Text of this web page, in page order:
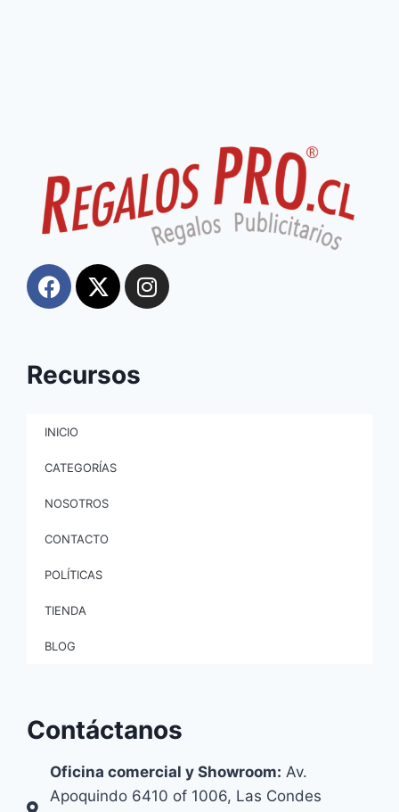
Contáctanos
Oficina comercial y Showroom: Av.
Apoquindo 6410 of 1006, Las Condes
Recursos
INICIO
CATEGORÍAS
NOSOTROS
CONTACTO
POLÍTICAS
TIENDA
BLOG